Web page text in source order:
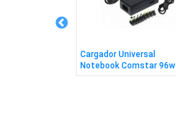
Cargador Universal
Notebook Comstar 96w